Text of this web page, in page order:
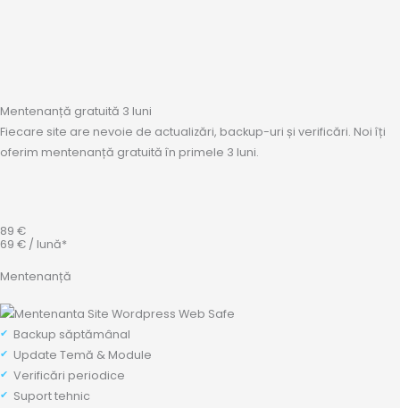
Mentenanță gratuită 3 luni
Fiecare site are nevoie de actualizări, backup-uri și verificări. Noi îți
oferim mentenanță gratuită în primele 3 luni.
89 €
69 € / lună*
Mentenanță
Backup săptămânal
Update Temă & Module
Verificări periodice
Suport tehnic